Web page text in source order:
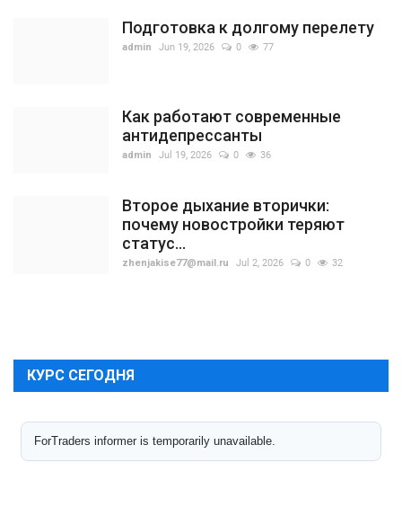
Подготовка к долгому перелету
admin Jun 19, 2026 0 77
Как работают современные
антидепрессанты
admin Jul 19, 2026 0 36
Второе дыхание вторички:
почему новостройки теряют
статус...
zhenjakise77@mail.ru Jul 2, 2026 0 32
КУРС СЕГОДНЯ